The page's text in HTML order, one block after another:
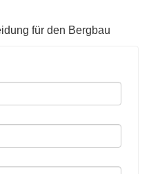
für den Bergbau